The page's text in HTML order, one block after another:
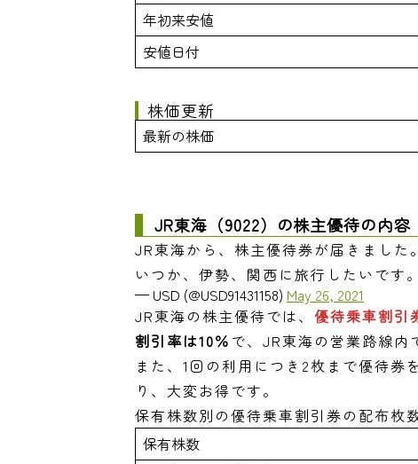
年初来安値
安値日付
株価更新
最新の株価
JR東海（9022）の株主優待の内容
JR東海から、株主優待券が届きました。
いつか、伊勢、関西に旅行したいです。
— USD (@USD91431158) May 26, 2021
JR東海の株主優待では、 優待乗車割引
割引率は10％ で、JR東海の営業路線内
また、1回の利用につき2枚まで優待券
り、大変お得です。
保有株数別の優待乗車割引券の配布枚
保有株数